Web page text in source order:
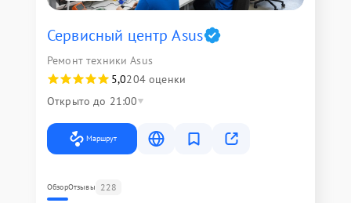
Сервисный центр Asus
Ремонт техники Asus
5,0204 оценки
Открыто до 21:00
Маршрут
ОбзорОтзывы 228